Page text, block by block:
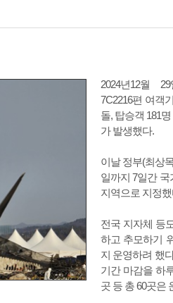
2024년12월
7C2216편 여객
돌, 탑승객 181
가 발생했다.
이날 정부(최상
일까지 7일간
지역으로 지정
전국 지자체 등
하고 추모하기
지 운영하려 했
기간 마감을 하
곳 등 총 60곳은